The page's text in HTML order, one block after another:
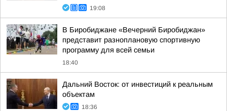
19:08
В Биробиджане «Вечерний Биробиджан»
представит разноплановую спортивную
программу для всей семьи
18:40
Дальний Восток: от инвестиций к реальным
объектам
18:36